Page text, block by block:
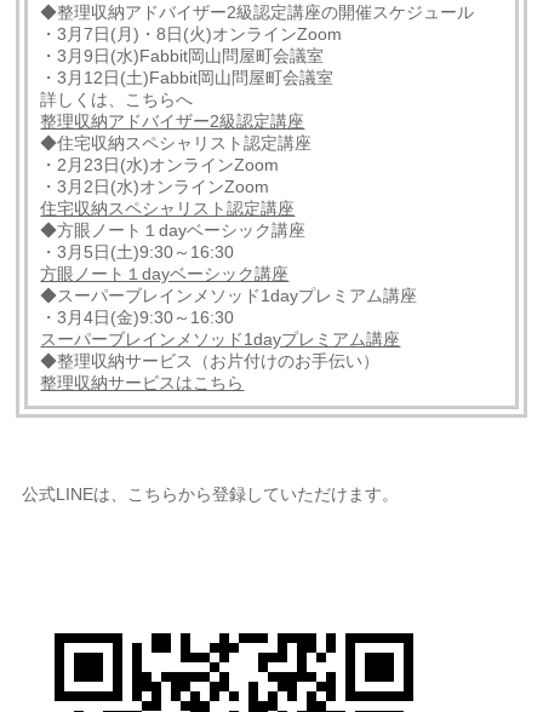
◆整理収納アドバイザー2級認定講座の開催スケジュール
・3月7日(月)・8日(火)オンラインZoom
・3月9日(水)Fabbit岡山問屋町会議室
・3月12日(土)Fabbit岡山問屋町会議室
詳しくは、こちらへ
整理収納アドバイザー2級認定講座
◆住宅収納スペシャリスト認定講座
・2月23日(水)オンラインZoom
・3月2日(水)オンラインZoom
住宅収納スペシャリスト認定講座
◆方眼ノート１dayベーシック講座
・3月5日(土)9:30～16:30
方眼ノート１dayベーシック講座
◆スーパーブレインメソッド1dayプレミアム講座
・3月4日(金)9:30～16:30
スーパーブレインメソッド1dayプレミアム講座
◆整理収納サービス（お片付けのお手伝い）
整理収納サービスはこちら
公式LINEは、こちらから登録していただけます。